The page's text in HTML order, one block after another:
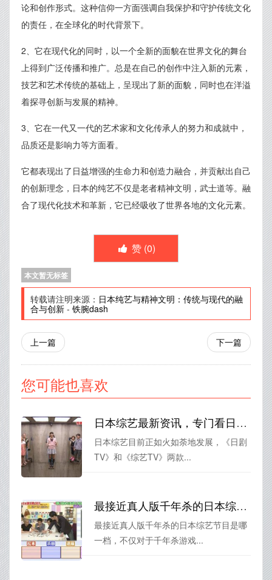
论和创作形式。这种信仰一方面强调自我保护和守护传统文化
的责任，在全球化的时代背景下。
2、它在现代化的同时，以一个全新的面貌在世界文化的舞台
上得到广泛传播和推广。总是在自己的创作中注入新的元素，
技艺和艺术传统的基础上，呈现出了新的面貌，同时也在洋溢
着探寻创新与发展的精神。
3、它在一代又一代的艺术家和文化传承人的努力和成就中，
品质还是影响力等方面看。
它都表现出了日益增强的生命力和创造力融合，并贡献出自己
的创新理念，日本的纯艺不仅是老者精神文明，武士道等。融
合了现代化技术和革新，它已经吸收了世界各地的文化元素。
赞 (0)
本文暂无标签
转载请注明来源： 日本纯艺与精神文明：传统与现代的融
合与创新 - 铁腕dash
上一篇 下一篇
您可能也喜欢
日本综艺最新资讯，专门看日本综艺的苹果软件下载推荐
日本综艺目前正如火如荼地发展，《日剧
TV》和《综艺TV》两款...
最接近真人版千年杀的日本综艺节目是哪一档？
最接近真人版千年杀的日本综艺节目是哪
一档，不仅对于千年杀游戏...